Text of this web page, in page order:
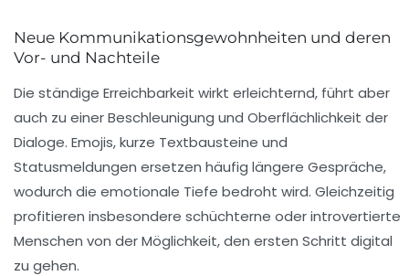
Neue Kommunikationsgewohnheiten und deren
Vor- und Nachteile
Die ständige Erreichbarkeit wirkt erleichternd, führt aber
auch zu einer Beschleunigung und Oberflächlichkeit der
Dialoge. Emojis, kurze Textbausteine und
Statusmeldungen ersetzen häufig längere Gespräche,
wodurch die emotionale Tiefe bedroht wird. Gleichzeitig
profitieren insbesondere schüchterne oder introvertierte
Menschen von der Möglichkeit, den ersten Schritt digital
zu gehen.